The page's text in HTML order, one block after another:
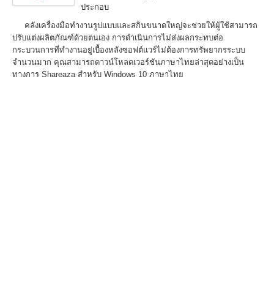
ประกอบ
คลังเครื่องมือทำงานรูปแบบและสกินขนาดใหญ่จะช่วยให้ผู้ใช้สามารถ
ปรับแต่งผลิตภัณฑ์ด้วยตนเอง การดำเนินการไม่ส่งผลกระทบต่อ
กระบวนการที่ทำงานอยู่เบื้องหลังซอฟต์แวร์ไม่ต้องการทรัพยากรระบบ
จำนวนมาก คุณสามารถดาวน์โหลดเวอร์ชันภาษาไทยล่าสุดอย่างเป็น
ทางการ Shareaza สำหรับ Windows 10 ภาษาไทย